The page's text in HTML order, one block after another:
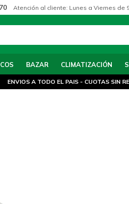
BAZAR CLIMATIZACIÓN
Atención al cliente: Lunes a Viernes de
ENVIOS A TODO EL PAIS - CUOTAS SIN